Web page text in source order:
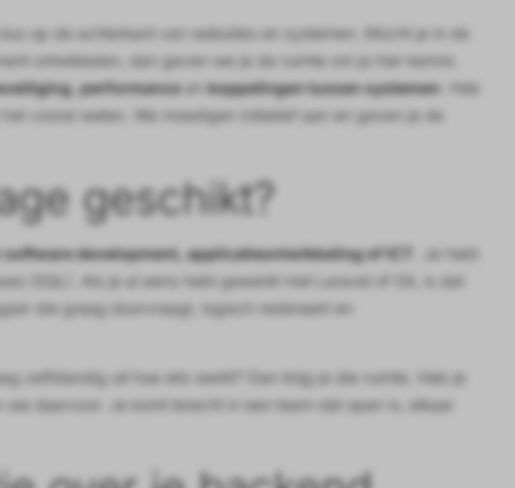
op de achterkant van websites en systemen. Mocht je in de
ontwikkelen, dan geven we je de ruimte om je hier kennis
,performanceen koppelingen tussen systemen . Heb
vooral weten. We moedigen initiatief aan en geven je de
geschikt?
development, applicatieontwikkeling of ICT
. Je hebt
(SQL). Als je al eens hebt gewerkt met Laravel of Git, is dat
die graag doorvraagt, logisch redeneert en
zelfstandig uit hoe iets werkt? Dan krijg je die ruimte. Heb je
daarvoor. Je komt terecht in een team dat open is, elkaar